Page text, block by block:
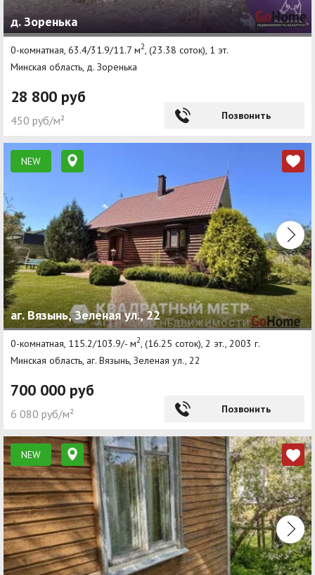
д. Зоренька
0-комнатная, 63.4/31.9/11.7 м2, (23.38 соток), 1 эт.
Минская область, д. Зоренька
28 800 руб
450 руб/м² Позвонить
NEW
аг. Вязынь, Зеленая ул., 22
0-комнатная, 115.2/103.9/- м2, (16.25 соток), 2 эт., 2003 г.
Минская область, аг. Вязынь, Зеленая ул., 22
700 000 руб
6 080 руб/м² Позвонить
NEW